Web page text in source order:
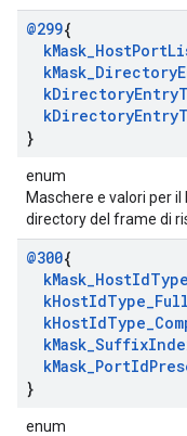
@299{
kMask_HostPort
kMask_Directory
kDirectoryEntry
kDirectoryEntry
}
enum
Maschere e valori per
directory del frame di
@300{
kMask_HostIdType
kHostIdType_
kHostIdType_
kMask_Suffix
kMask_PortId
}
enum